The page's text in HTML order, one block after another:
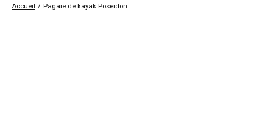
Accueil / Pagaie de kayak Poseidon